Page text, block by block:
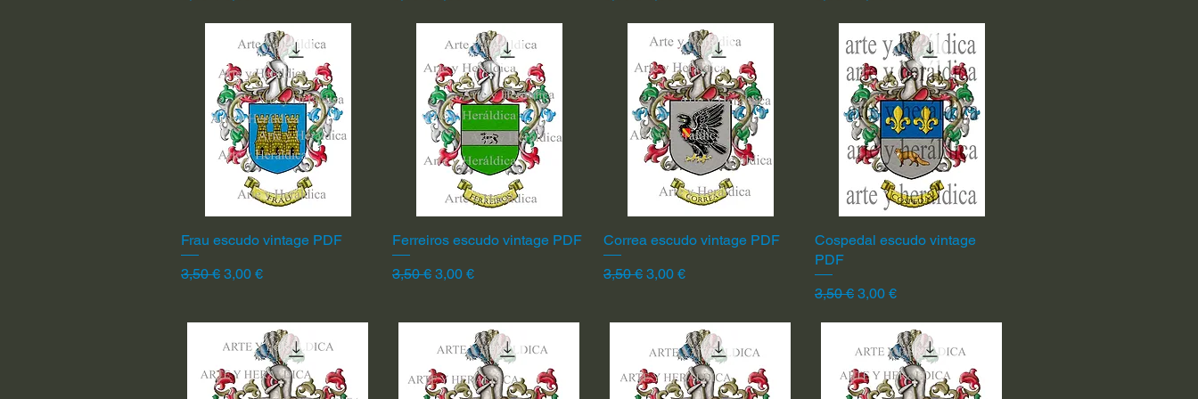
Vista rápida
Frau escudo vintage PDF
Precio
3,50 € Precio de oferta
3,00 €
Vista rápida
Ferreiros escudo vintage PDF
Precio
3,50 € Precio de oferta
3,00 €
Vista rápida
Correa escudo vintage PDF
Precio
3,50 € Precio de oferta
3,00 €
Vista rápida
Cospedal escudo vintage
PDF
Precio
3,50 € Precio de oferta
3,00 €